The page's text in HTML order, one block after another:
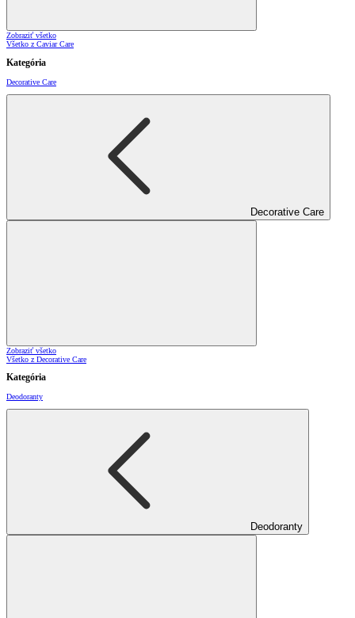
Zobraziť všetko
Všetko z Caviar Care
Kategória
Decorative Care
Decorative Care
Zobraziť všetko
Všetko z Decorative Care
Kategória
Deodoranty
Deodoranty